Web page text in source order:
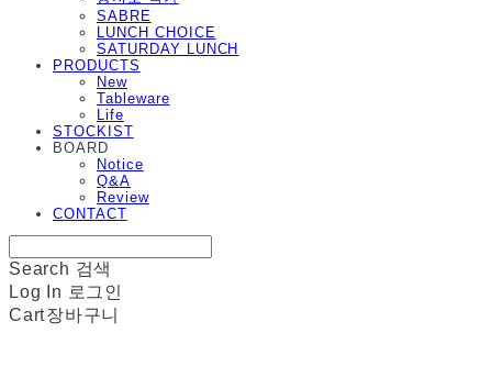
SABRE
LUNCH CHOICE
SATURDAY LUNCH
PRODUCTS
New
Tableware
Life
STOCKIST
BOARD
Notice
Q&A
Review
CONTACT
Search 검색
Log In 로그인
Cart장바구니